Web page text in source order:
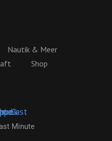
Nautik & Meer
Shop
Minute